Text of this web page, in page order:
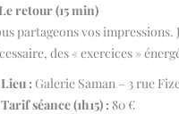
retour (15 min)
partageons vos
des « exercices »
Lieu : Galerie Saman – 3 rue
séance (1h15) : 80 €